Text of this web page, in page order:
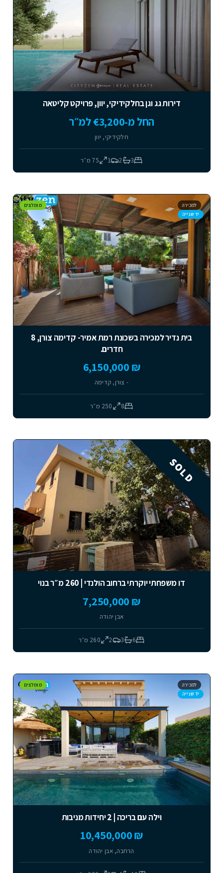
דירות גג וגן בחלקידיקי, יוון, פרויקט קליטאה
החל מ-€3,200 למ״ר
חלקידיקי, יוון
3
2
1
75מ״ר
למכירה
יד שנייה
מומלצים
בית נדיר למכירה בשכונת רמת אמיר- קדימה צורן, 8
חדרים.
₪ 6,150,000
- צורן, קדימה
8
250 מ״ר
SOLD
דו משפחתי יוקרתי ברחוב הולנדי | 260 מ״ר בנוי
₪ 7,250,000
אבן יהודה
6
3
2
260מ״ר
למכירה
יד שנייה
מומלצים
וילה עם בריכה | 2 יחידות מניבות
₪ 10,450,000
הרחבה, אבן יהודה